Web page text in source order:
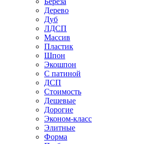
Дерево
Дуб
ЛДСП
Массив
Пластик
Шпон
Экошпон
С патиной
ДСП
Стоимость
Дешевые
Дорогие
Эконом-класс
Элитные
Форма